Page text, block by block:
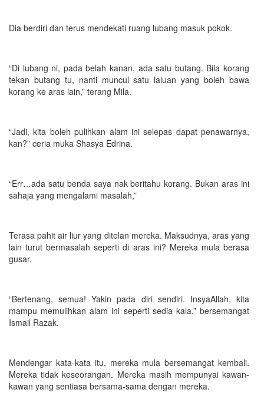
Dia berdiri dan terus mendekati ruang lubang masuk pokok.
“Di lubang ni, pada belah kanan, ada satu butang. Bila korang
tekan butang tu, nanti muncul satu laluan yang boleh bawa
korang ke aras lain,” terang Mila.
“Jadi, kita boleh pulihkan alam ini selepas dapat penawarnya,
kan?” ceria muka Shasya Edrina.
“Err…ada satu benda saya nak beritahu korang. Bukan aras ini
sahaja yang mengalami masalah,”
Terasa pahit air liur yang ditelan mereka. Maksudnya, aras yang
lain turut bermasalah seperti di aras ini? Mereka mula berasa
gusar.
“Bertenang, semua! Yakin pada diri sendiri. InsyaAllah, kita
mampu memulihkan alam ini seperti sedia kala,” bersemangat
Ismail Razak.
Mendengar kata-kata itu, mereka mula bersemangat kembali.
Mereka tidak keseorangan. Mereka masih mempunyai kawan-
kawan yang sentiasa bersama-sama dengan mereka.